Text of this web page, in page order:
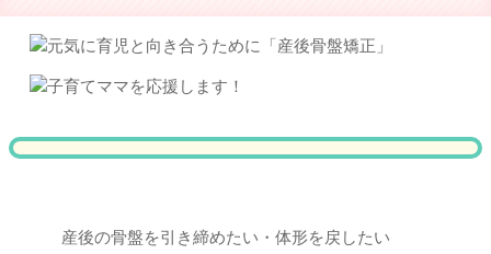
産後の骨盤を引き締めたい・体形を戻したい